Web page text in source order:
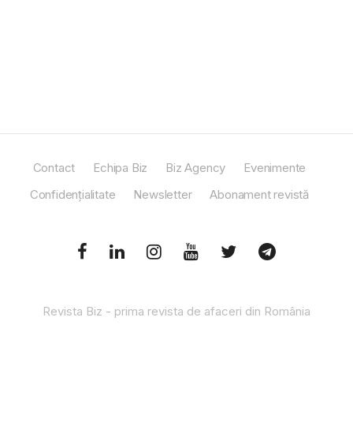
Contact Echipa Biz Biz Agency
Evenimente
Confidențialitate
Newsletter Abonament revistă
Revista Biz - prima revista de afaceri din România